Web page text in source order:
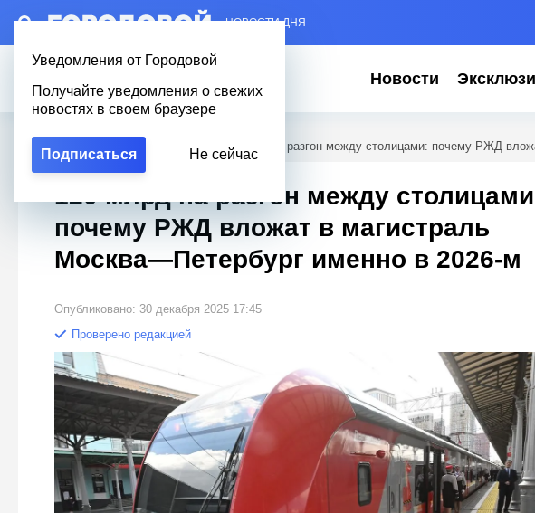
– НОВОСТИ ДНЯ
Уведомления от Городовой
Получайте уведомления о свежих
новостях в своем браузере
Подписаться Не сейчас
Новости
Городовой Новости Петербурга 120 млрд на разгон между столицами: почему РЖД
120 млрд на разгон между
почему РЖД вложат в магистраль
Москва—Петербург именно в 2026-м
Опубликовано: 30 декабря 2025 17:45
Проверено редакцией